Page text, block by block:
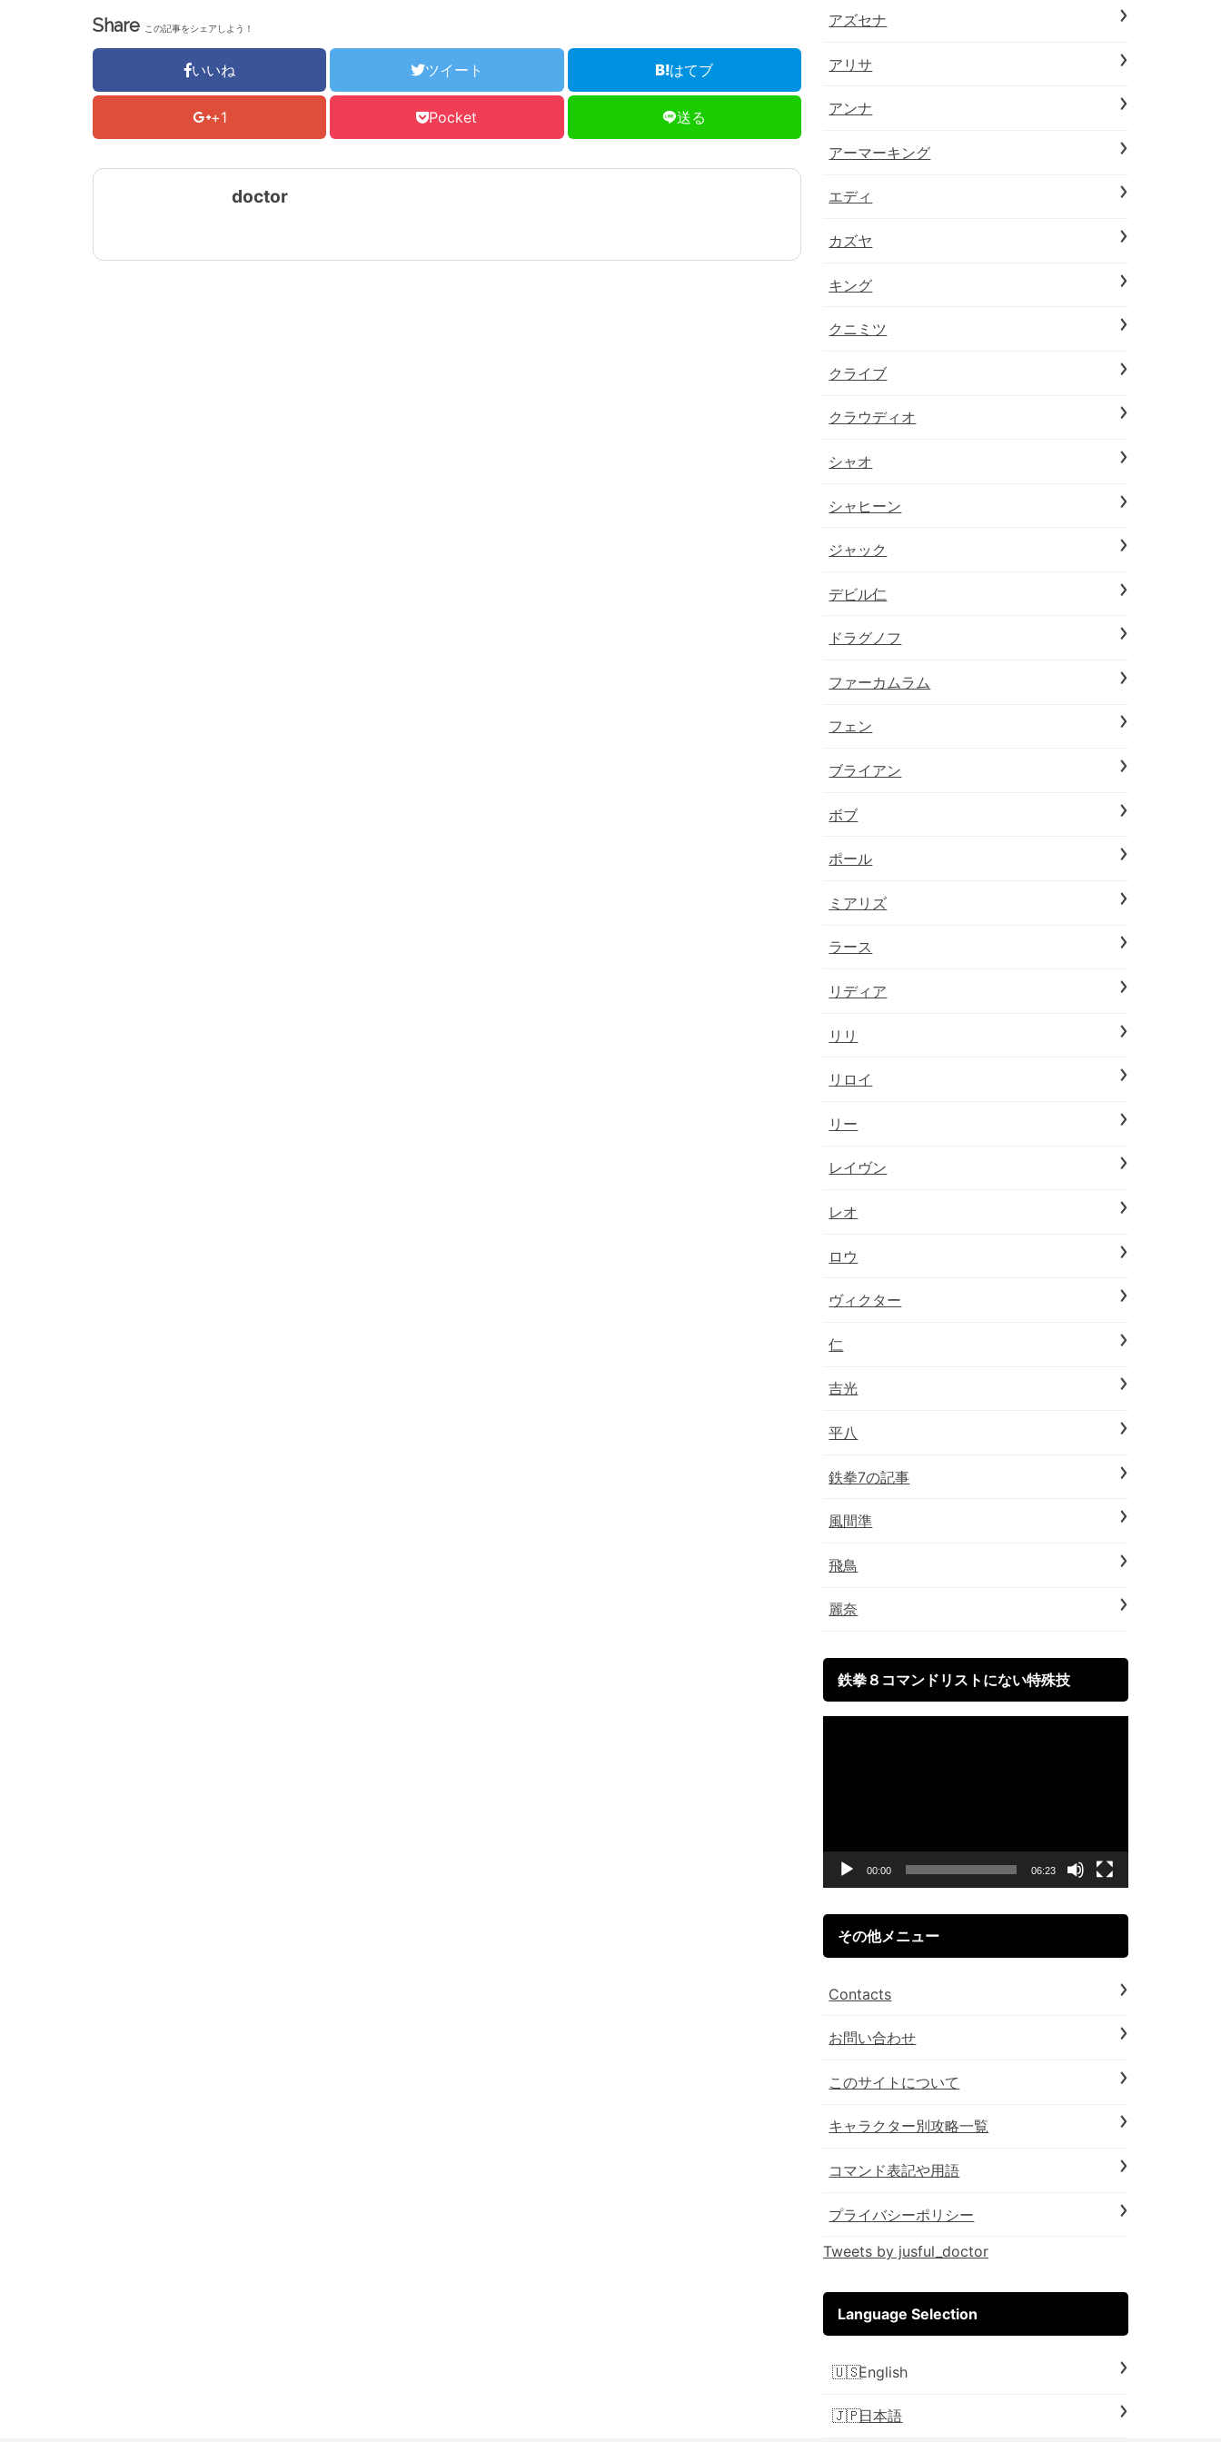
Share この記事をシェアしよう！
いいね ツイート はてブ
+1 Pocket 送る
doctor
アズセナ
アリサ
アンナ
アーマーキング
エディ
カズヤ
キング
クニミツ
クライブ
クラウディオ
シャオ
シャヒーン
ジャック
デビル仁
ドラグノフ
ファーカムラム
フェン
ブライアン
ボブ
ポール
ミアリズ
ラース
リディア
リリ
リロイ
リー
レイヴン
レオ
ロウ
ヴィクター
仁
吉光
平八
鉄拳7の記事
風間準
飛鳥
麗奈
鉄拳８コマンドリストにない特殊技
00:00 06:23
その他メニュー
Contacts
お問い合わせ
このサイトについて
キャラクター別攻略一覧
コマンド表記や用語
プライバシーポリシー
Tweets by jusful_doctor
Language Selection
English
日本語